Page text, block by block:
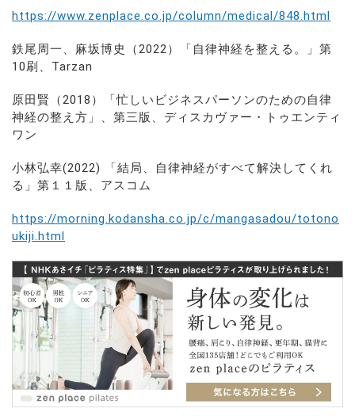
https://www.zenplace.co.jp/column/medical/848.html
鉄尾周一、麻坂博史（2022）「自律神経を整える。」第
10刷、Tarzan
原田賢（2018）「忙しいビジネスパーソンのための自律
神経の整え方」、第三版、ディスカヴァー・トゥエンティ
ワン
小林弘幸(2022) 「結局、自律神経がすべて解決してくれ
る」第１１版、アスコム
https://morning.kodansha.co.jp/c/mangasadou/totono
ukiji.html